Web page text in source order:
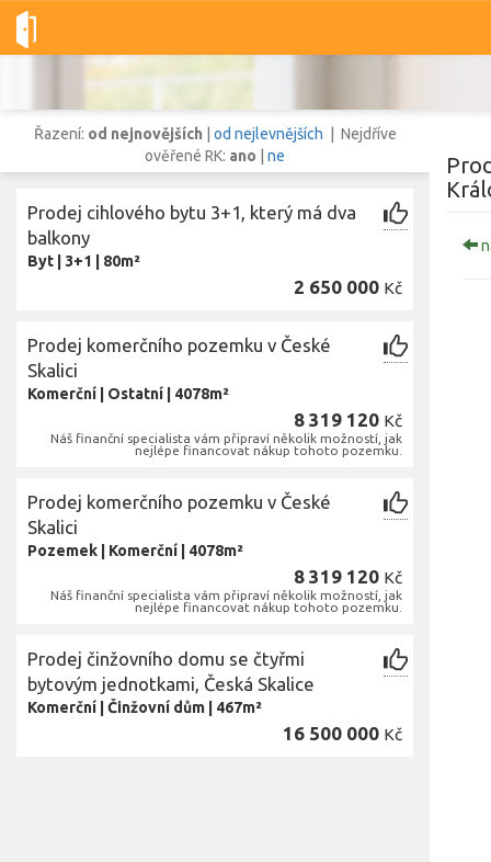
Dobré-nemovitosti.cz obec Česká Skalice, okres Náchod,
Pozemky
Řazení: od nejnovějších od nejlevnějších | Nejdříve
ověřené RK: ano ne
Prodej cihlového bytu 3+1, který má dva
balkony
Byt 3+1 80m²
2 650 000 Kč
Prodej komerčního pozemku v České
Skalici
Komerční Ostatní 4078m²
8 319 120 Kč
Náš finanční specialista vám připraví několik možností, jak
nejlépe financovat nákup tohoto pozemku.
Prodej komerčního pozemku v České
Skalici
Pozemek Komerční 4078m²
8 319 120 Kč
Náš finanční specialista vám připraví několik možností, jak
nejlépe financovat nákup tohoto pozemku.
Prodej činžovního domu se čtyřmi
bytovým jednotkami, Česká Skalice
Komerční Činžovní dům 467m²
16 500 000 Kč